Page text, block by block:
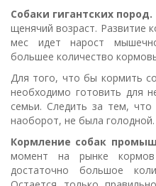
Собаки гигантских пород.
щенячий возраст. Развитие
мес идет нарост
большее количество
Для того, что бы кормить
необходимо готовить для
семьи. Следить за тем,
наоборот, не была голодной.
Кормление собак
момент на рынке
достаточно большое